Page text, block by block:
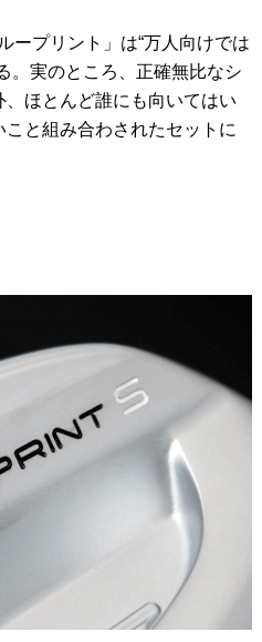
ープリント」は“万人向けでは
。実のところ、正確無比なシ
ほとんど誰にも向いてはい
と組み合わされたセットに